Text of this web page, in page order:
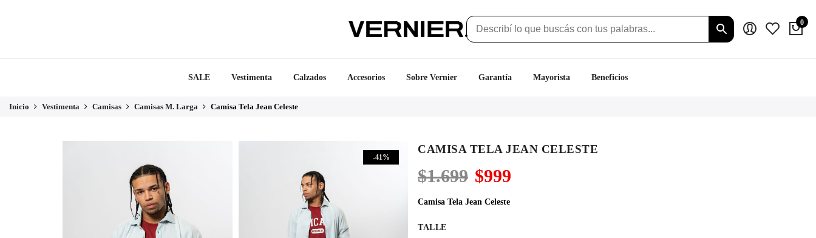
0
SALE Vestimenta Calzados Accesorios Sobre Vernier Garantía Mayorista Beneficios
Inicio Vestimenta Camisas Camisas M. Larga Camisa Tela Jean Celeste
-41%
CAMISA TELA JEAN CELESTE
$1.699 El
precio
original
$999
Camisa Tela Jean Celeste
TALLE